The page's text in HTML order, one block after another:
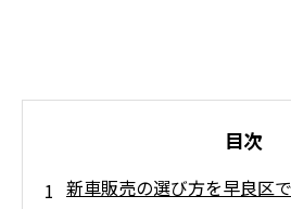
目次
新車販売の選び方を早良区